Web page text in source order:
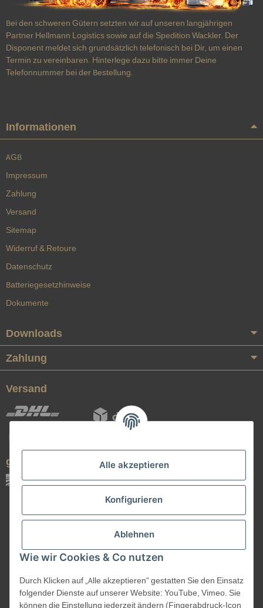
Alle akzeptieren
Konfigurieren
Ablehnen
Wie wir Cookies & Co nutzen
Durch Klicken auf „Alle akzeptieren“ gestatten Sie den Einsatz
folgender Dienste auf unserer Website: YouTube, Vimeo. Sie
können die Einstellung jederzeit ändern (Fingerabdruck-Icon
Bei den schweren Gütern setzten wir auf unseren langjährigen
Partner Hellmann Logistics sowie auf die Spedition Wackler. Der
Disponent meldet sich grundsätzlich telefonisch bei Dir, um einen
Termin zu vereinbaren. Hinterlege dazu bitte immer Deine
Telefonnummer bei der Bestellung.
Informationen
AGB
Impressum
Zahlung
Versand
Sitemap
Widerruf & Retoure
Datenschutz
Batteriegesetzhinweise
Dokumente
Downloads
Zahlung
Versand
geprüfte Qualität
Vertrag widerrufen